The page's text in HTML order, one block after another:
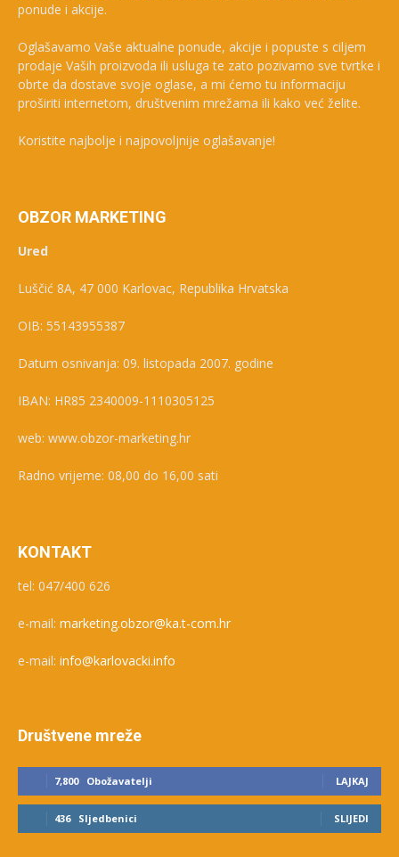
ponude i akcije.
Oglašavamo Vaše aktualne ponude, akcije i popuste s ciljem
prodaje Vaših proizvoda ili usluga te zato pozivamo sve tvrtke i
obrte da dostave svoje oglase, a mi ćemo tu informaciju
proširiti internetom, društvenim mrežama ili kako već želite.
Koristite najbolje i najpovoljnije oglašavanje!
OBZOR MARKETING
Ured
Luščić 8A, 47 000 Karlovac, Republika Hrvatska
OIB: 55143955387
Datum osnivanja: 09. listopada 2007. godine
IBAN: HR85 2340009-1110305125
web: www.obzor-marketing.hr
Radno vrijeme: 08,00 do 16,00 sati
KONTAKT
tel: 047/400 626
e-mail: marketing.obzor@ka.t-com.hr
e-mail: info@karlovacki.info
Društvene mreže
7,800 Obožavatelji LAJKAJ
436 Sljedbenici SLIJEDI